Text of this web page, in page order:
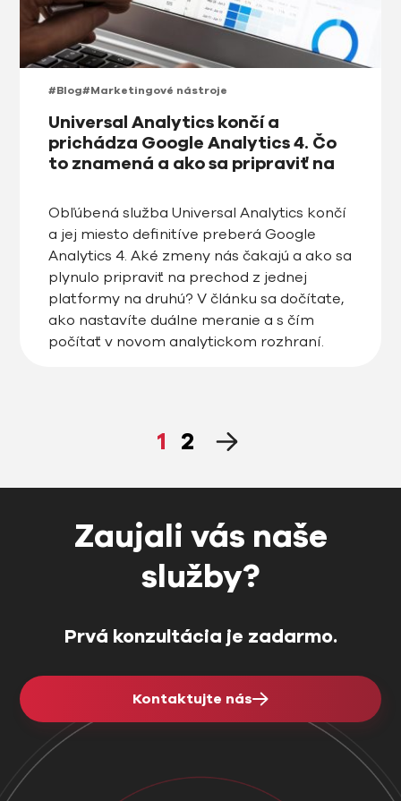
#Blog#Marketingové nástroje
Universal Analytics končí a
prichádza Google Analytics 4. Čo
to znamená a ako sa pripraviť na
Obľúbená služba Universal Analytics končí
a jej miesto definitíve preberá Google
Analytics 4. Aké zmeny nás čakajú a ako sa
plynulo pripraviť na prechod z jednej
platformy na druhú? V článku sa dočítate,
ako nastavíte duálne meranie a s čím
počítať v novom analytickom rozhraní.
1 2
Zaujali vás naše
služby?
Prvá konzultácia je zadarmo.
Kontaktujte nás